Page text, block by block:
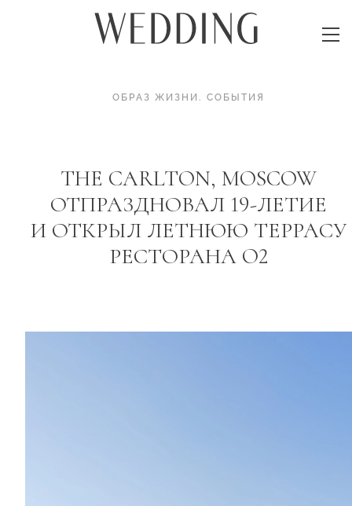
ОБРАЗ ЖИЗНИ . СОБЫТИЯ
THE CARLTON, MOSCOW
ОТПРАЗДНОВАЛ 19-ЛЕТИЕ
И ОТКРЫЛ ЛЕТНЮЮ ТЕРРАСУ
РЕСТОРАНА O2